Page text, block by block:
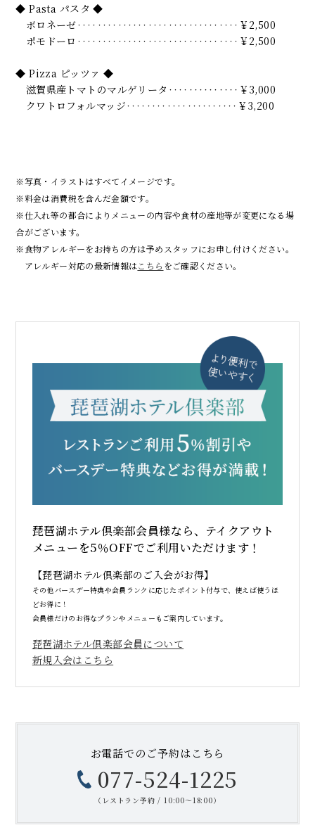
◆ Pasta パスタ ◆
ボロネーゼ‥‥‥‥‥‥‥‥‥‥‥‥‥‥‥‥￥2,500
ポモドーロ‥‥‥‥‥‥‥‥‥‥‥‥‥‥‥‥￥2,500
◆ Pizza ピッツァ ◆
滋賀県産トマトのマルゲリータ‥‥ ‥‥‥‥‥ ￥3,000
クワトロフォルマッジ‥‥‥‥‥‥‥‥‥‥‥￥3,200
※写真・イラストはすべてイメージです。
※料金は消費税を含んだ金額です。
※仕入れ等の都合によりメニューの内容や食材の産地等が変更になる場
合がございます。
※食物アレルギーをお持ちの方は予めスタッフにお申し付けください。
アレルギー対応の最新情報はこちら をご確認ください。
琵琶湖ホテル倶楽部会員様なら、テイクアウト
メニューを5％OFFでご利用いただけます！
【琵琶湖ホテル倶楽部のご入会がお得】
その他バースデー特典や会員ランクに応じたポイント付与で、使えば使うほ
どお得に！
会員様だけのお得なプランやメニューもご案内しています。
琵琶湖ホテル倶楽部会員について
新規入会はこちら
お電話でのご予約はこちら
077-524-1225
（レストラン予約 / 10:00〜18:00）